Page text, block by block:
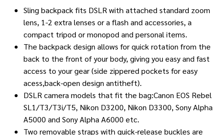
Sling backpack fits DSLR with attached standard zoom
lens, 1-2 extra lenses or a flash and accessories, a
compact tripod or monopod and personal items.
The backpack design allows for quick rotation from the
back to the front of your body, giving you easy and fast
access to your gear (side zippered pockets for easy
acess,back-open design antitheft).
DSLR camera models that fit the bag:Canon EOS Rebel
SL1/T3/T3i/T5, Nikon D3200, Nikon D3300, Sony Alpha
A5000 and Sony Alpha A6000 etc.
Two removable straps with quick-release buckles are